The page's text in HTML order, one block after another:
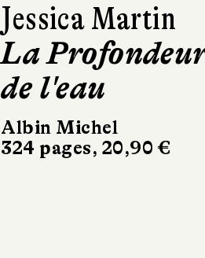
Jessica Martin
La
de l'eau
Albin Michel
324 pages, 20,90 €
Marcus
La
du cœur
Buchet Chastel